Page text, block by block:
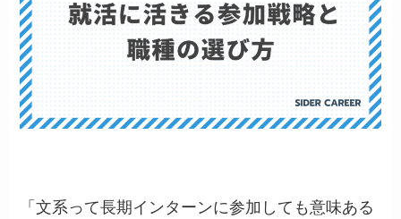
「文系って長期インターンに参加しても意味ある